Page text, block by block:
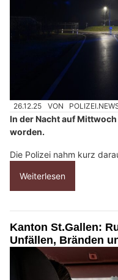
26.12.25 VON
In der Nacht auf
worden.
Die Polizei nahm kurz
Weiterlesen
Kanton St.Gallen:
Unfällen, Bränden